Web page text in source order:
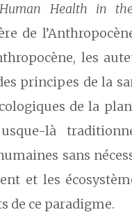
Health in
de
les
principes de la
de la
là
sans
et les
de ce paradigme.